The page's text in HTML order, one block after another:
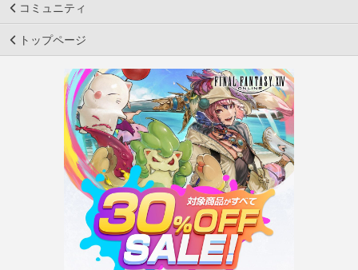
コミュニティ
トップページ